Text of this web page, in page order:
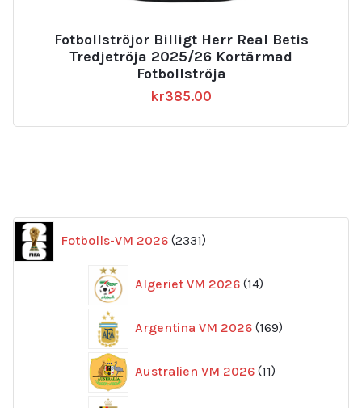
Fotbollströjor Billigt Herr Real Betis
Tredjetröja 2025/26 Kortärmad
Fotbollströja
kr385.00
Fotbolls-VM 2026 2331
produkter
Algeriet VM 2026 14
produkter
Argentina VM 2026 169
produkter
Australien VM 2026 11
produkter